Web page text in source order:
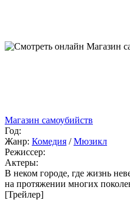
Магазин самоубийств
Год:
Жанр: Комедия /Мюзикл
Режиссер:
Актеры:
В неком городе, где жизнь
на протяжении многих
[Трейлер]